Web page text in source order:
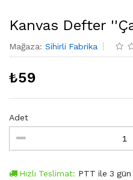
Kanvas Defter
Mağaza: Sihirli Fabrika
₺59
Adet
Hızlı Teslimat: PTT ile 3 gün